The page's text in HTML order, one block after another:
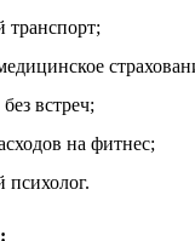
транспорт;
встреч;
на фитнес;
психолог.